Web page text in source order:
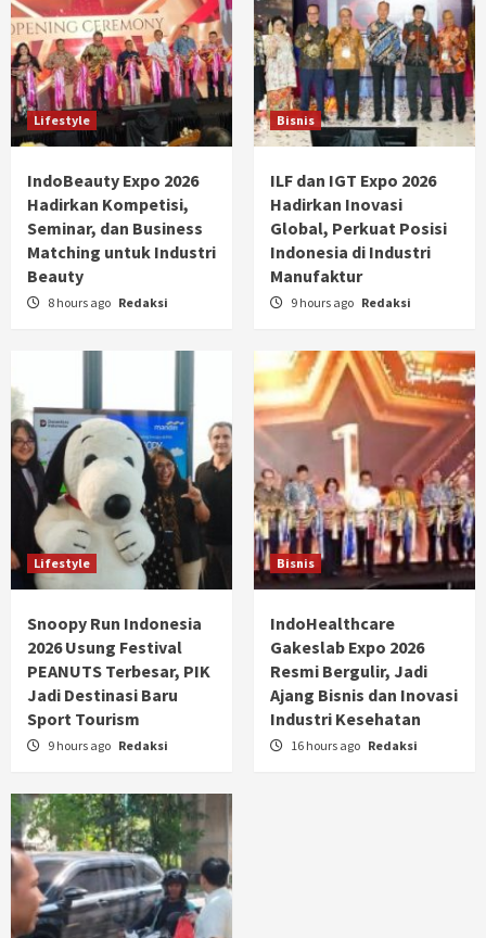
Lifestyle
IndoBeauty Expo 2026
Hadirkan Kompetisi,
Seminar, dan Business
Matching untuk Industri
Beauty
8 hours ago Redaksi
Bisnis
ILF dan IGT Expo 2026
Hadirkan Inovasi
Global, Perkuat Posisi
Indonesia di Industri
Manufaktur
9 hours ago Redaksi
Lifestyle
Snoopy Run Indonesia
2026 Usung Festival
PEANUTS Terbesar, PIK
Jadi Destinasi Baru
Sport Tourism
9 hours ago Redaksi
Bisnis
IndoHealthcare
Gakeslab Expo 2026
Resmi Bergulir, Jadi
Ajang Bisnis dan Inovasi
Industri Kesehatan
16 hours ago Redaksi